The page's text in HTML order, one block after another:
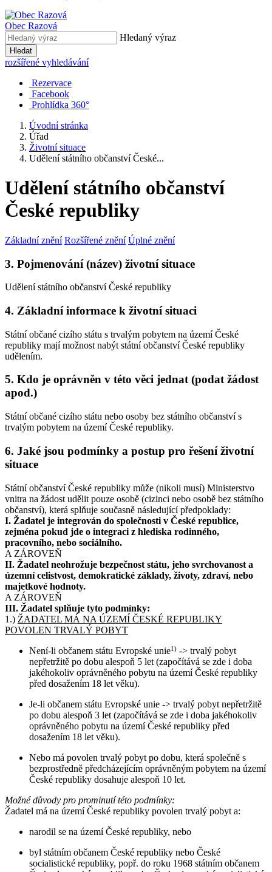
Obec Razová
Hledaný výraz
Hledat
rozšířené vyhledávání
Rezervace
Facebook
Prohlídka 360°
Úvodní stránka
Úřad
Životní situace
Udělení státního občanství České...
Udělení státního občanství
České republiky
Základní znění Rozšířené znění Úplné znění
3. Pojmenování (název) životní situace
Udělení státního občanství České republiky
4. Základní informace k životní situaci
Státní občané cizího státu s trvalým pobytem na území České
republiky mají možnost nabýt státní občanství České republiky
udělením.
5. Kdo je oprávněn v této věci jednat (podat žádost
apod.)
Státní občané cizího státu nebo osoby bez státního občanství s
trvalým pobytem na území České republiky.
6. Jaké jsou podmínky a postup pro řešení životní
situace
Státní občanství České republiky může (nikoli musí) Ministerstvo
vnitra na žádost udělit pouze osobě (cizinci nebo osobě bez státního
občanství), která splňuje současně následující předpoklady:
I. Žadatel je integrován do společnosti v České republice,
zejména pokud jde o integraci z hlediska rodinného,
pracovního, nebo sociálního.
A ZÁROVEŇ
II. Žadatel neohrožuje bezpečnost státu, jeho svrchovanost a
územní celistvost, demokratické základy, životy, zdraví, nebo
majetkové hodnoty.
A ZÁROVEŇ
III. Žadatel splňuje tyto podmínky:
1.) ŽADATEL MÁ NA ÚZEMÍ ČESKÉ REPUBLIKY
POVOLEN TRVALÝ POBYT
Není-li občanem státu Evropské unie1) -> trvalý pobyt
nepřetržitě po dobu alespoň 5 let (započítává se zde i doba
jakéhokoliv oprávněného pobytu na území České republiky
před dosažením 18 let věku).
Je-li občanem státu Evropské unie -> trvalý pobyt nepřetržitě
po dobu alespoň 3 let (započítává se zde i doba jakéhokoliv
oprávněného pobytu na území České republiky před
dosažením 18 let věku).
Nebo má povolen trvalý pobyt po dobu, která společně s
bezprostředně předcházejícím oprávněným pobytem na území
České republiky dosahuje alespoň 10 let.
Možné důvody pro prominutí této podmínky:
Žadatel má na území České republiky povolen trvalý pobyt a:
narodil se na území České republiky, nebo
byl státním občanem České republiky nebo České
socialistické republiky, popř. do roku 1968 státním občanem